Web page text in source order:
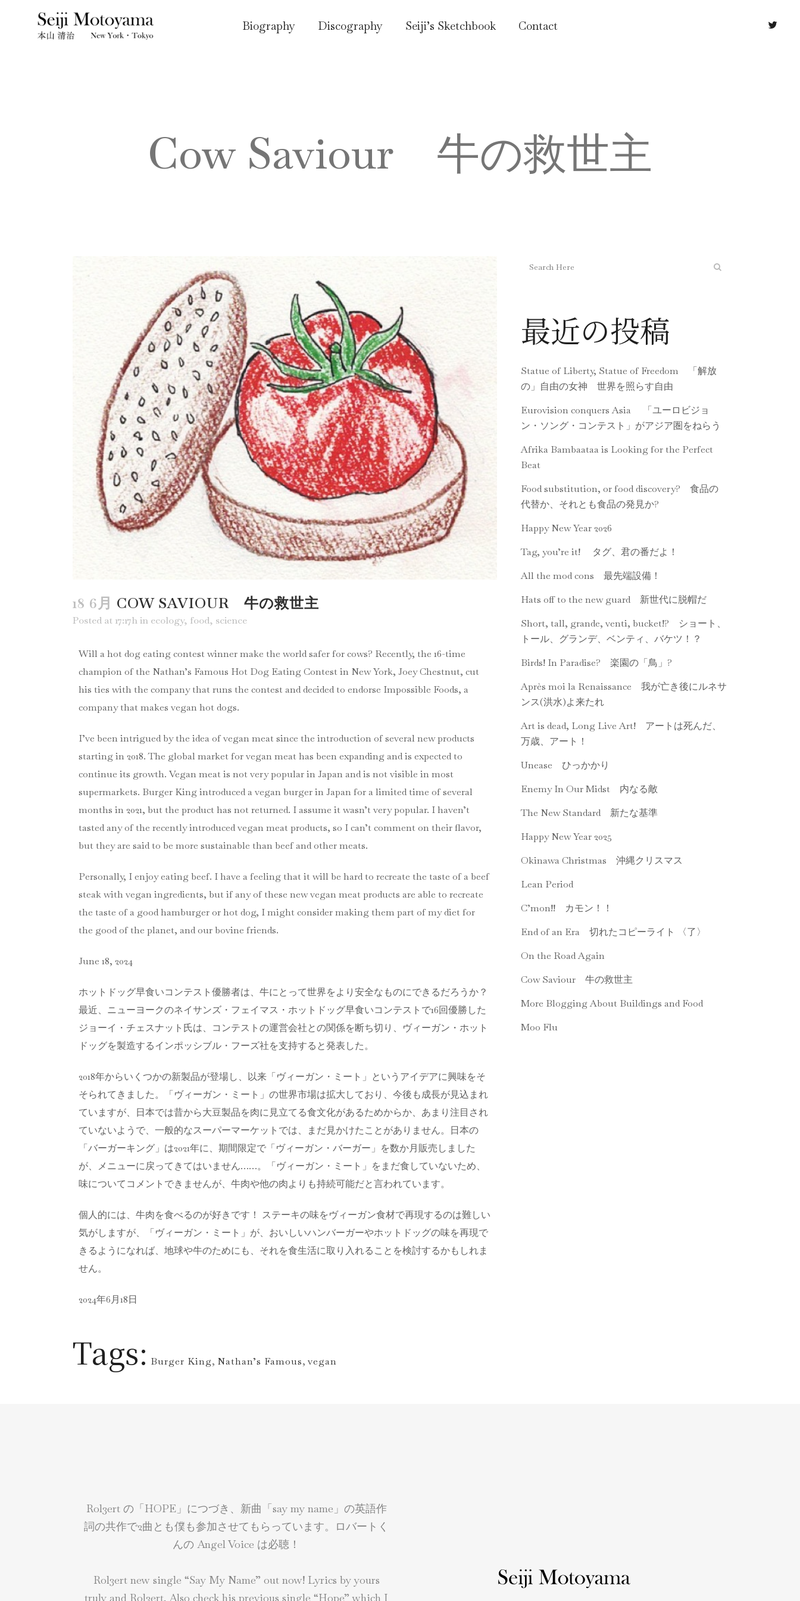
Biography Discography Seiji’s Sketchbook Contact
Cow Saviour 牛の救世主
18 6月 COW SAVIOUR 牛の救世主
Posted at 17:17h in ecology, food, science
Will a hot dog eating contest winner make the world safer for cows? Recently, the 16-time
champion of the Nathan’s Famous Hot Dog Eating Contest in New York, Joey Chestnut, cut
his ties with the company that runs the contest and decided to endorse Impossible Foods, a
company that makes vegan hot dogs.
I’ve been intrigued by the idea of vegan meat since the introduction of several new products
starting in 2018. The global market for vegan meat has been expanding and is expected to
continue its growth. Vegan meat is not very popular in Japan and is not visible in most
supermarkets. Burger King introduced a vegan burger in Japan for a limited time of several
months in 2021, but the product has not returned. I assume it wasn’t very popular. I haven’t
tasted any of the recently introduced vegan meat products, so I can’t comment on their flavor,
but they are said to be more sustainable than beef and other meats.
Personally, I enjoy eating beef. I have a feeling that it will be hard to recreate the taste of a beef
steak with vegan ingredients, but if any of these new vegan meat products are able to recreate
the taste of a good hamburger or hot dog, I might consider making them part of my diet for
the good of the planet, and our bovine friends.
June 18, 2024
ホットドッグ早食いコンテスト優勝者は、牛にとって世界をより安全なものにできるだろうか？
最近、ニューヨークのネイサンズ・フェイマス・ホットドッグ早食いコンテストで16回優勝した
ジョーイ・チェスナット氏は、コンテストの運営会社との関係を断ち切り、ヴィーガン・ホット
ドッグを製造するインポッシブル・フーズ社を支持すると発表した。
2018年からいくつかの新製品が登場し、以来「ヴィーガン・ミート」というアイデアに興味をそ
そられてきました。「ヴィーガン・ミート」の世界市場は拡大しており、今後も成長が見込まれ
ていますが、日本では昔から大豆製品を肉に見立てる食文化があるためからか、あまり注目され
ていないようで、一般的なスーパーマーケットでは、まだ見かけたことがありません。日本の
「バーガーキング」は2021年に、期間限定で「ヴィーガン・バーガー」を数か月販売しました
が、メニューに戻ってきてはいません……。「ヴィーガン・ミート」をまだ食していないため、
味についてコメントできませんが、牛肉や他の肉よりも持続可能だと言われています。
個人的には、牛肉を食べるのが好きです！ ステーキの味をヴィーガン食材で再現するのは難しい
気がしますが、「ヴィーガン・ミート」が、おいしいハンバーガーやホットドッグの味を再現で
きるようになれば、地球や牛のためにも、それを食生活に取り入れることを検討するかもしれま
せん。
2024年6月18日
Tags: Burger King, Nathan’s Famous, vegan
最近の投稿
Statue of Liberty, Statue of Freedom 「解放
の」自由の女神 世界を照らす自由
Eurovision conquers Asia 「ユーロビジョ
ン・ソング・コンテスト」がアジア圏をねらう
Afrika Bambaataa is Looking for the Perfect
Beat
Food substitution, or food discovery? 食品の
代替か、それとも食品の発見か?
Happy New Year 2026
Tag, you’re it! タグ、君の番だよ！
All the mod cons 最先端設備！
Hats off to the new guard 新世代に脱帽だ
Short, tall, grande, venti, bucket!? ショート、
トール、グランデ、ベンティ、バケツ！？
Birds! In Paradise? 楽園の「鳥」?
Après moi la Renaissance 我が亡き後にルネサ
ンス(洪水)よ来たれ
Art is dead, Long Live Art! アートは死んだ、
万歳、アート！
Unease ひっかかり
Enemy In Our Midst 内なる敵
The New Standard 新たな基準
Happy New Year 2025
Okinawa Christmas 沖縄クリスマス
Lean Period
C’mon!! カモン！！
End of an Era 切れたコピーライト 〈了〉
On the Road Again
Cow Saviour 牛の救世主
More Blogging About Buildings and Food
Moo Flu
Rol3ert の「HOPE」につづき、新曲「say my name」の英語作
詞の共作で2曲とも僕も参加させてもらっています。ロバートく
んの Angel Voice は必聴！
Rol3ert new single “Say My Name” out now! Lyrics by yours
truly and Rol3ert. Also check his previous single “Hope” which I